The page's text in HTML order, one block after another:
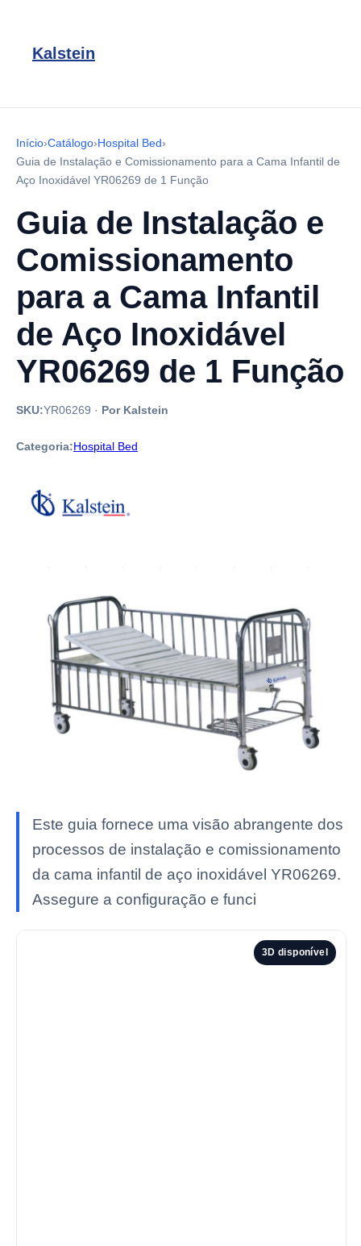
Kalstein
Início›Catálogo›Hospital Bed›
Guia de Instalação e Comissionamento para a Cama Infantil de
Aço Inoxidável YR06269 de 1 Função
Guia de Instalação e
Comissionamento
para a Cama Infantil
de Aço Inoxidável
YR06269 de 1 Função
SKU:YR06269 · Por Kalstein
Categoria:Hospital Bed
Este guia fornece uma visão abrangente dos
processos de instalação e comissionamento
da cama infantil de aço inoxidável YR06269.
Assegure a configuração e funci
3D disponível